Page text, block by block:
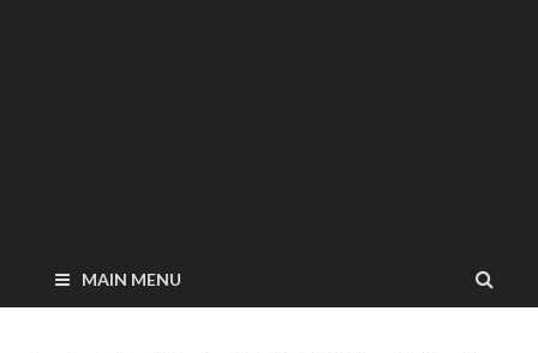
MAIN MENU